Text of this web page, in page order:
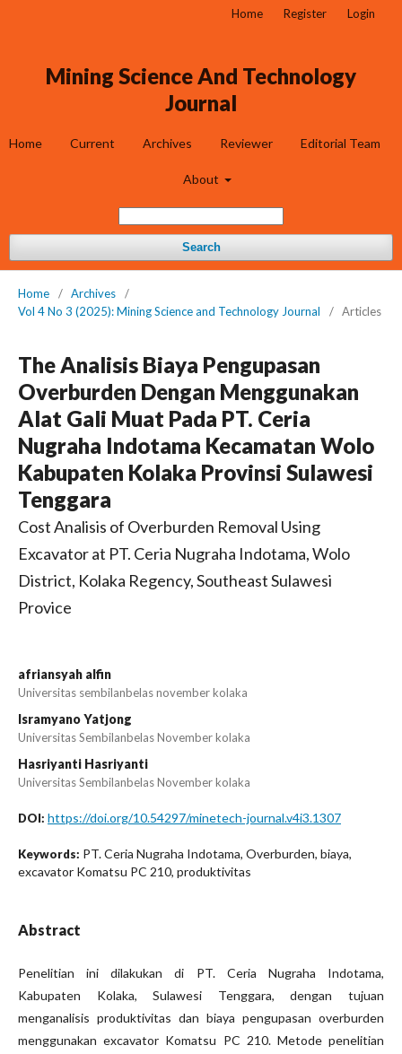
Mining Science And Technology
Journal
Home Current Archives Reviewer Editorial Team
About
Search
Home Register Login
Home / Archives
/
Vol 4 No 3 (2025): Mining Science and Technology Journal
/ Articles
The Analisis Biaya Pengupasan
Overburden Dengan Menggunakan
Alat Gali Muat Pada PT. Ceria
Nugraha Indotama Kecamatan Wolo
Kabupaten Kolaka Provinsi Sulawesi
Tenggara
Cost Analisis of Overburden Removal Using
Excavator at PT. Ceria Nugraha Indotama, Wolo
District, Kolaka Regency, Southeast Sulawesi
Provice
afriansyah alfin
Universitas sembilanbelas november kolaka
Isramyano Yatjong
Universitas Sembilanbelas November kolaka
Hasriyanti Hasriyanti
Universitas Sembilanbelas November kolaka
DOI: https://doi.org/10.54297/minetech-journal.v4i3.1307
Keywords: PT. Ceria Nugraha Indotama, Overburden, biaya,
excavator Komatsu PC 210, produktivitas
Abstract
Penelitian ini dilakukan di PT. Ceria Nugraha Indotama,
Kabupaten Kolaka, Sulawesi Tenggara, dengan tujuan
menganalisis produktivitas dan biaya pengupasan overburden
menggunakan excavator Komatsu PC 210. Metode penelitian